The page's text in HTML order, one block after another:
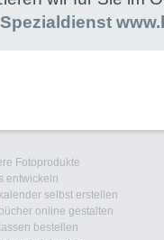
Fotoprodukte
entwickeln
selbst erstellen
online gestalten
bestellen